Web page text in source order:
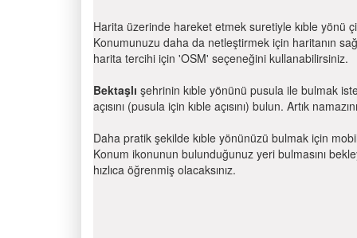
Harita üzerinde hareket etmek suretiyle kıble yönü
Konumunuzu daha da netleştirmek için haritanın
harita tercihi için 'OSM' seçeneğini kullanabilirsiniz.
Bektaşlı şehrinin kıble yönünü pusula ile bulmak
açısını (pusula için kıble açısını) bulun. Artık
Daha pratik şekilde kıble yönünüzü bulmak için
Konum ikonunun bulunduğunuz yeri bulmasını
hızlıca öğrenmiş olacaksınız.